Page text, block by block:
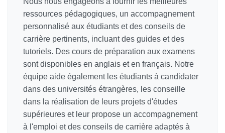
ressources pédagogiques, un accompagnement
personnalisé aux étudiants et des conseils de
carrière pertinents, incluant des guides et des
tutoriels. Des cours de préparation aux examens
sont disponibles en anglais et en français. Notre
équipe aide également les étudiants à candidater
dans des universités étrangères, les conseille
dans la réalisation de leurs projets d'études
supérieures et leur propose un accompagnement
à l'emploi et des conseils de carrière adaptés à